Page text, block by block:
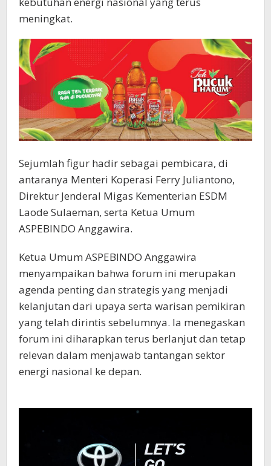
meningkat.
Sejumlah figur hadir sebagai pembicara, di
antaranya Menteri Koperasi Ferry Juliantono,
Direktur Jenderal Migas Kementerian ESDM
Laode Sulaeman, serta Ketua Umum
ASPEBINDO Anggawira.
Ketua Umum ASPEBINDO Anggawira
menyampaikan bahwa forum ini merupakan
agenda penting dan strategis yang menjadi
kelanjutan dari upaya serta warisan pemikiran
yang telah dirintis sebelumnya. Ia menegaskan
forum ini diharapkan terus berlanjut dan tetap
relevan dalam menjawab tantangan sektor
energi nasional ke depan.